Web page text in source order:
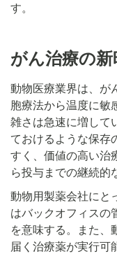
す。
がん治療の新
動物医療業界は、が
胞療法から温度に敏
雑さは急速に増して
ておけるような保存
すく、価値の高い治
ら投与までの継続的
動物用製薬会社にと
はバックオフィスの
を意味する。また、
届く治療薬が実行可